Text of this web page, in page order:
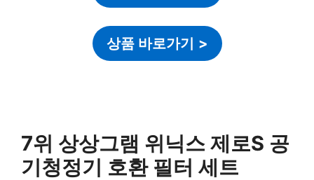
상품 바로가기 >
7위 상상그램 위닉스 제로S 공
기청정기 호환 필터 세트